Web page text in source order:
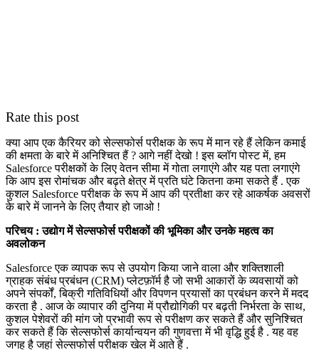
Rate this post
क्या आप एक कैरियर को सेल्सफोर्स परीक्षक के रूप में मान रहे हैं लेकिन कमाई
की क्षमता के बारे में अनिश्चित हैं ? आगे नहीं देखो ! इस ब्लॉग पोस्ट में, हम
Salesforce परीक्षकों के लिए वेतन सीमा में गोता लगाएंगे और यह पता लगाएंगे
कि आप इस रोमांचक और बढ़ते क्षेत्र में प्रति घंटे कितना कमा सकते हैं . एक
कुशल Salesforce परीक्षक के रूप में आप की प्रतीक्षा कर रहे आकर्षक अवसरों
के बारे में जानने के लिए तैयार हो जाओ !
परिचय : उद्योग में सेल्सफोर्स परीक्षकों की भूमिका और उनके महत्व का
अवलोकन
Salesforce एक व्यापक रूप से उपयोग किया जाने वाला और शक्तिशाली
ग्राहक संबंध प्रबंधन (CRM) प्लेटफ़ॉर्म है जो सभी आकारों के व्यवसायों को
अपने संपर्कों, बिक्री गतिविधियों और विपणन प्रयासों का प्रबंधन करने में मदद
करता है . आज के व्यापार की दुनिया में प्रौद्योगिकी पर बढ़ती निर्भरता के साथ,
कुशल पेशेवरों की मांग जो प्रभावी रूप से परीक्षण कर सकते हैं और सुनिश्चित
कर सकते हैं कि सेल्सफोर्स कार्यान्वयन की गुणवत्ता में भी वृद्धि हुई है . यह वह
जगह है जहां सेल्सफोर्स परीक्षक खेल में आते हैं .